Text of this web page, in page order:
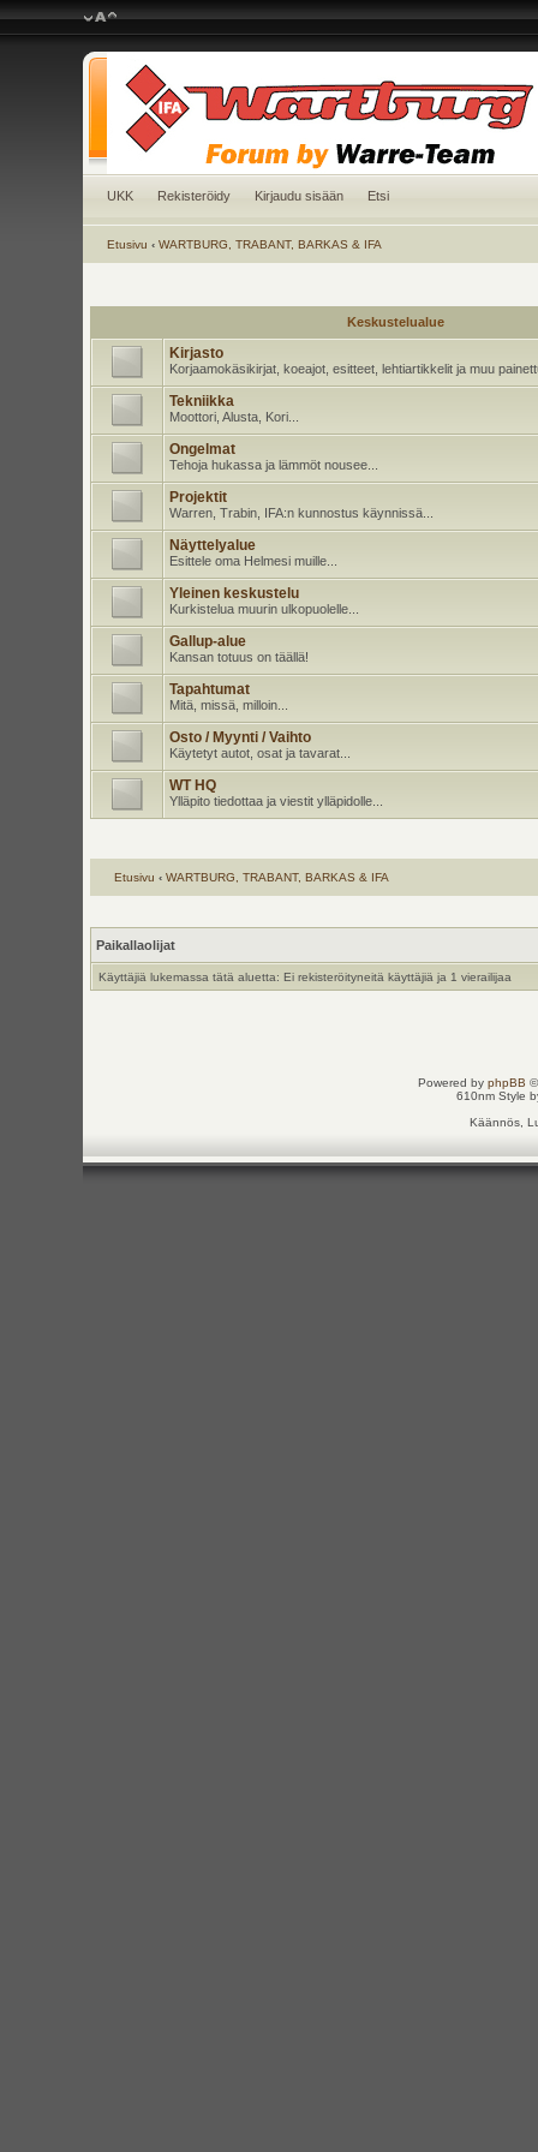
UKK Rekisteröidy Kirjaudu sisään Etsi
Etusivu ‹ WARTBURG, TRABANT, BARKAS & IFA
Keskustelualue
Kirjasto
Korjaamokäsikirjat, koeajot, esitteet, lehtiartikkelit ja muu
Tekniikka
Moottori, Alusta, Kori...
Ongelmat
Tehoja hukassa ja lämmöt nousee...
Projektit
Warren, Trabin, IFA:n kunnostus käynnissä...
Näyttelyalue
Esittele oma Helmesi muille...
Yleinen keskustelu
Kurkistelua muurin ulkopuolelle...
Gallup-alue
Kansan totuus on täällä!
Tapahtumat
Mitä, missä, milloin...
Osto / Myynti / Vaihto
Käytetyt autot, osat ja tavarat...
WT HQ
Ylläpito tiedottaa ja viestit ylläpidolle...
Etusivu ‹ WARTBURG, TRABANT, BARKAS & IFA
Paikallaolijat
Käyttäjiä lukemassa tätä aluetta: Ei rekisteröityneitä käyttäjiä ja 1 vierailijaa
Powered by phpBB
610nm Style
Käännös,